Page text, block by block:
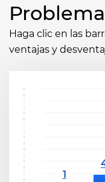
Haga clic en las
ventajas y